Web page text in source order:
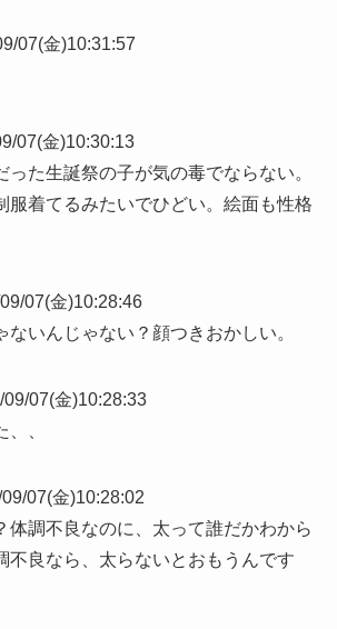
07(金)10:31:57
07(金)10:30:13
った生誕祭の子が気の毒でならない。
服着てるみたいでひどい。絵面も性格
07(金)10:28:46
ないんじゃない？顔つきおかしい。
09/07(金)10:28:33
、
07(金)10:28:02
体調不良なのに、太って誰だかわから
不良なら、太らないとおもうんです